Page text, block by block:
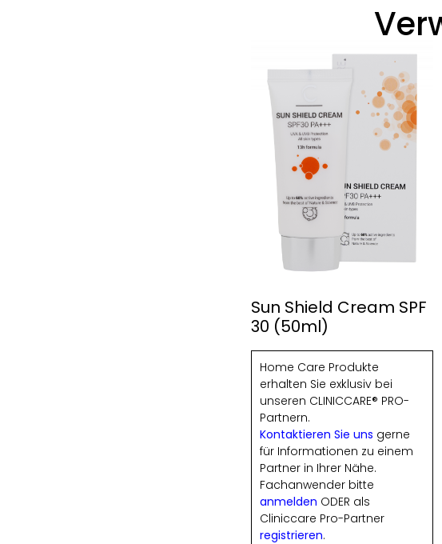
Sun Shield Cream SPF
30 (50ml)
Home Care Produkte
erhalten Sie exklusiv bei
unseren CLINICCARE® PRO-
Partnern.
Kontaktieren Sie uns gerne
für Informationen zu einem
Partner in Ihrer Nähe.
Fachanwender bitte
anmelden ODER als
Cliniccare Pro-Partner
registrieren.